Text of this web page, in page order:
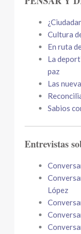
Cultura
En ruta
La
paz
Las
Sabios
Entrevistas
López